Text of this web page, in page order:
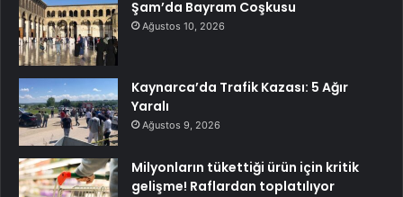
Şam’da Bayram Coşkusu
Ağustos 10, 2026
Kaynarca’da Trafik Kazası: 5 Ağır
Yaralı
Ağustos 9, 2026
Milyonların tükettiği ürün için kritik
gelişme! Raflardan toplatılıyor